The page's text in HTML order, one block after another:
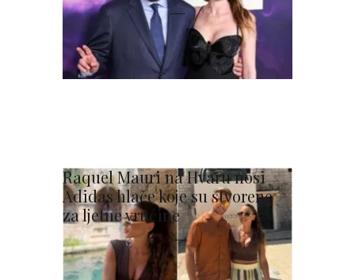
Raquel Mauri na Hvaru nosi
Adidas hlače koje su stvorene
za ljetne vrućine